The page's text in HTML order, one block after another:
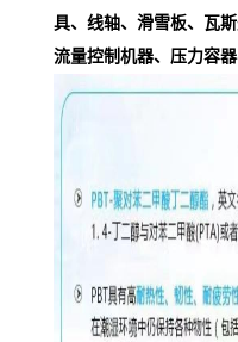
具、线轴、滑雪板、瓦
流量控制机器、压力容器